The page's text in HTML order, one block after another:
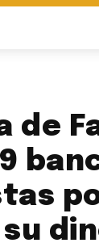
de